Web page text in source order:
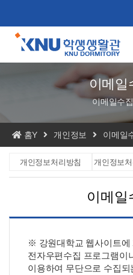
이메일
이메일수
홈Y 개인정보 이메일
개인정보처리방침 개인정보
이메일
※ 강원대학교 웹사이트에
전자우편수집 프로그램이
이용하여 무단으로 수집